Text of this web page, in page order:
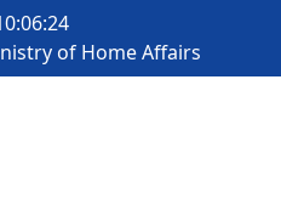
of Home Affairs